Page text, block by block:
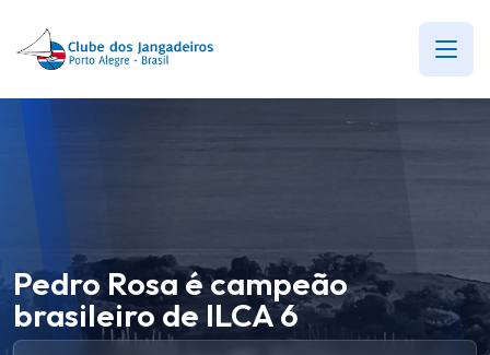
Pedro Rosa é campeão
brasileiro de ILCA 6